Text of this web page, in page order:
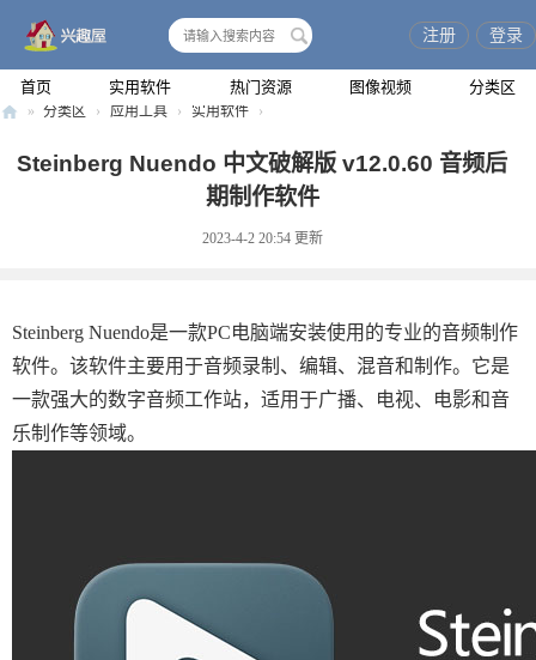
首页 实用软件 热门资源 图像视频 分类区
注册 登录
» 分类区 › 应用工具 › 实用软件 ›
Steinberg Nuendo 中文破解版 v12.0.60 音频后
期制作软件
2023-4-2 20:54 更新
Steinberg Nuendo是一款PC电脑端安装使用的专业的音频制作
软件。该软件主要用于音频录制、编辑、混音和制作。它是
一款强大的数字音频工作站，适用于广播、电视、电影和音
乐制作等领域。